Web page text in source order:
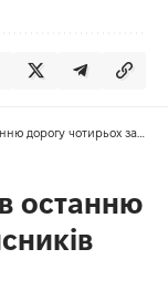
чотирьох захисників України
останню